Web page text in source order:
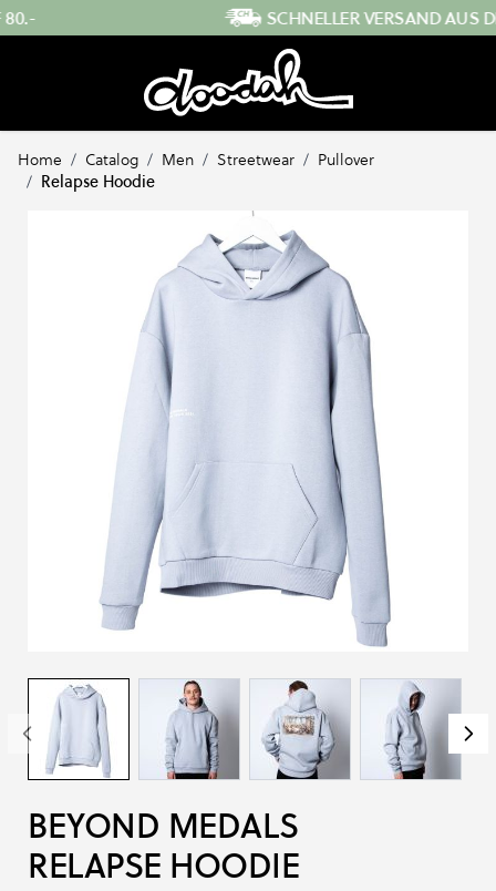
Direkt zum InhaltSCHNELLER VERSAND AUS DER SCHWEIZ
Home / Catalog / Men / Streetwear / Pullover
/ Relapse Hoodie
BEYOND MEDALS
RELAPSE HOODIE